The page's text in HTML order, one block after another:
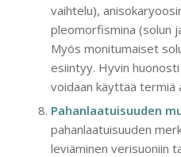
vaihtelu),
pleomorfismina (solun
Myös monitumaiset
esiintyy. Hyvin
voidaan käyttää termiä
Pahanlaatuisuuden
pahanlaatuisuuden
leviäminen verisuoniin